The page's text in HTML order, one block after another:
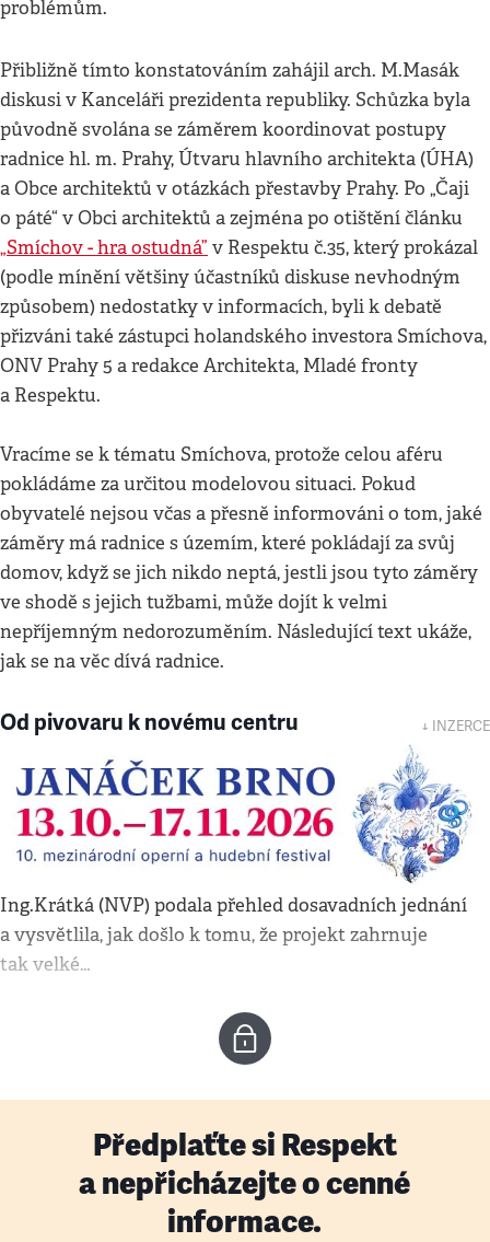
problémům.
Přibližně tímto konstatováním zahájil arch. M.Masák
diskusi v Kanceláři prezidenta republiky. Schůzka byla
původně svolána se záměrem koordinovat postupy
radnice hl. m. Prahy, Útvaru hlavního architekta (ÚHA)
a Obce architektů v otázkách přestavby Prahy. Po „Čaji
o páté“ v Obci architektů a zejména po otištění článku
„Smíchov - hra ostudná” v Respektu č.35, který prokázal
(podle mínění většiny účastníků diskuse nevhodným
způsobem) nedostatky v informacích, byli k debatě
přizváni také zástupci holandského investora Smíchova,
ONV Prahy 5 a redakce Architekta, Mladé fronty
a Respektu.
Vracíme se k tématu Smíchova, protože celou aféru
pokládáme za určitou modelovou situaci. Pokud
obyvatelé nejsou včas a přesně informováni o tom, jaké
záměry má radnice s územím, které pokládají za svůj
domov, když se jich nikdo neptá, jestli jsou tyto záměry
ve shodě s jejich tužbami, může dojít k velmi
nepříjemným nedorozuměním. Následující text ukáže,
jak se na věc dívá radnice.
Od pivovaru k novému centru ↓ INZERCE
Ing.Krátká (NVP) podala přehled dosavadních jednání
a vysvětlila, jak došlo k tomu, že projekt zahrnuje
tak velké…
Předplaťte si Respekt
a nepřicházejte o cenné
informace.